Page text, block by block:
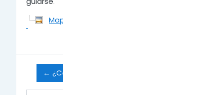
Mapa-conceptual.png
← ¿Cómo añadir la Actividad: Tarea?